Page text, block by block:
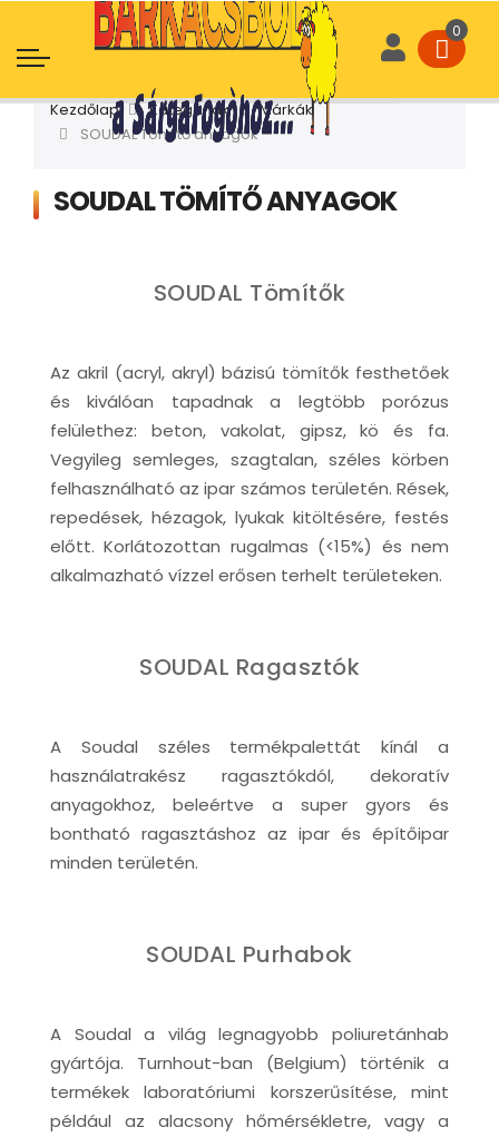
Kezdőlap Kategóriák
Márkák
SOUDAL Tömítő anyagok
SOUDAL TÖMÍTŐ ANYAGOK
SOUDAL Tömítők
Az akril (acryl, akryl) bázisú tömítők festhetőek
és kiválóan tapadnak a legtöbb porózus
felülethez: beton, vakolat, gipsz, kö és fa.
Vegyileg semleges, szagtalan, széles körben
felhasználható az ipar számos területén. Rések,
repedések, hézagok, lyukak kitöltésére, festés
előtt. Korlátozottan rugalmas (<15%) és nem
alkalmazható vízzel erősen terhelt területeken.
SOUDAL Ragasztók
A Soudal széles termékpalettát kínál a
használatrakész ragasztókdól, dekoratív
anyagokhoz, beleértve a super gyors és
bontható ragasztáshoz az ipar és építőipar
minden területén.
SOUDAL Purhabok
A Soudal a világ legnagyobb poliuretánhab
gyártója. Turnhout-ban (Belgium) történik a
termékek laboratóriumi korszerűsítése, mint
például az alacsony hőmérsékletre, vagy a